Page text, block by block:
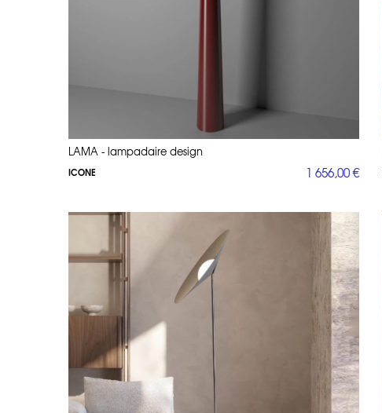
LAMA - lampadaire design
ICONE 1 656,00 €